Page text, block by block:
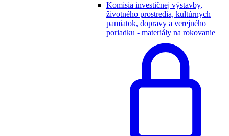
Komisia investičnej výstavby,
životného prostredia, kultúrnych
pamiatok, dopravy a verejného
poriadku - materiály na rokovanie